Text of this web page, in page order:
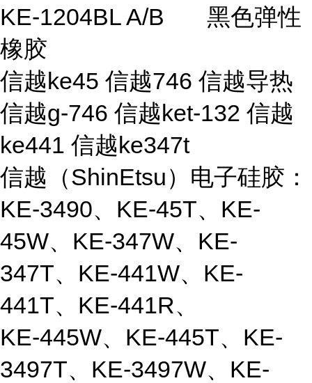
KE-1204BL A/B 黑色弹性
橡胶
信越ke45 信越746 信越导热
信越g-746 信越ket-132 信越
ke441 信越ke347t
信越（ShinEtsu）电子硅胶：
KE-3490、KE-45T、KE-
45W、KE-347W、KE-
347T、KE-441W、KE-
441T、KE-441R、
KE-445W、KE-445T、KE-
3497T、KE-3497W、KE-